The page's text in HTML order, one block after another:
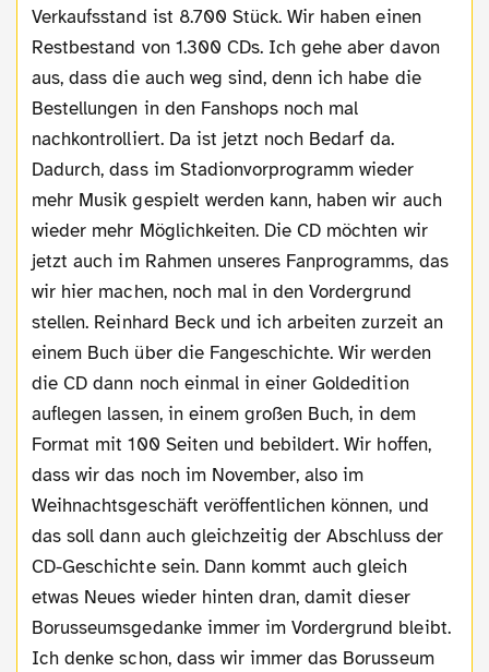
Verkaufsstand ist 8.700 Stück. Wir haben einen
Restbestand von 1.300 CDs. Ich gehe aber davon
aus, dass die auch weg sind, denn ich habe die
Bestellungen in den Fanshops noch mal
nachkontrolliert. Da ist jetzt noch Bedarf da.
Dadurch, dass im Stadionvorprogramm wieder
mehr Musik gespielt werden kann, haben wir auch
wieder mehr Möglichkeiten. Die CD möchten wir
jetzt auch im Rahmen unseres Fanprogramms, das
wir hier machen, noch mal in den Vordergrund
stellen. Reinhard Beck und ich arbeiten zurzeit an
einem Buch über die Fangeschichte. Wir werden
die CD dann noch einmal in einer Goldedition
auflegen lassen, in einem großen Buch, in dem
Format mit 100 Seiten und bebildert. Wir hoffen,
dass wir das noch im November, also im
Weihnachtsgeschäft veröffentlichen können, und
das soll dann auch gleichzeitig der Abschluss der
CD-Geschichte sein. Dann kommt auch gleich
etwas Neues wieder hinten dran, damit dieser
Borusseumsgedanke immer im Vordergrund bleibt.
Ich denke schon, dass wir immer das Borusseum